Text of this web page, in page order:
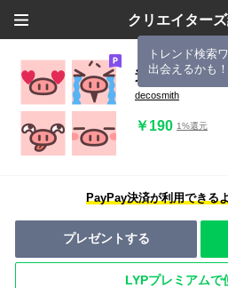
クリエイター
トレンド検索
出会えるかも！
迫り来るぶたた
decosmith
￥190 1%還元
PayPay決済が利用できる
プレゼントする
LYPプレミアムで